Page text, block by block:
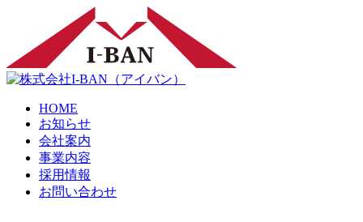
HOME
お知らせ
会社案内
事業内容
採用情報
お問い合わせ